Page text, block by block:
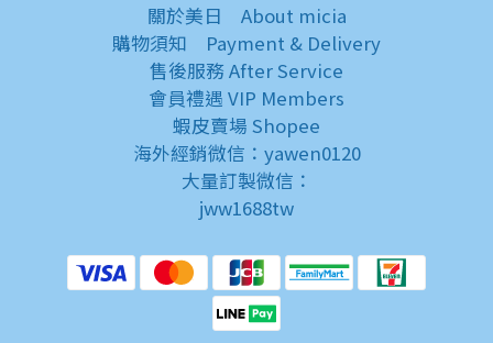
關於美日 About micia
購物須知 Payment & Delivery
售後服務 After Service
會員禮遇 VIP Members
蝦皮賣場 Shopee
海外經銷微信：yawen0120
大量訂製微信：
jww1688tw